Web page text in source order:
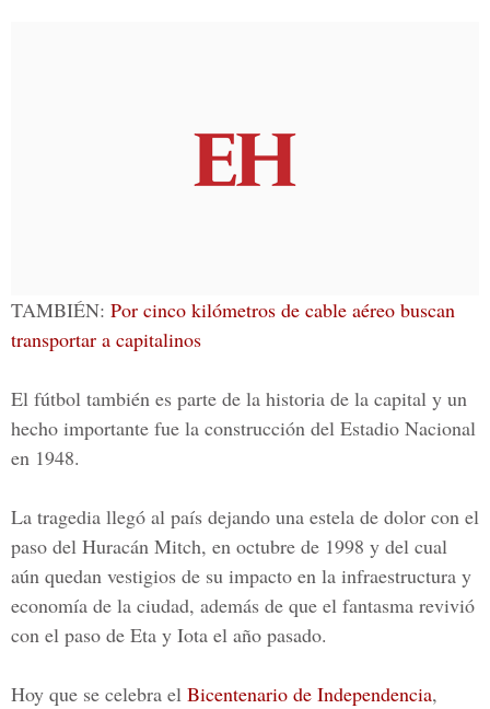
TAMBIÉN: Por cinco kilómetros de cable aéreo buscan
transportar a capitalinos
El fútbol también es parte de la historia de la capital y un
hecho importante fue la construcción del Estadio Nacional
en 1948.
La tragedia llegó al país dejando una estela de dolor con el
paso del Huracán Mitch, en octubre de 1998 y del cual
aún quedan vestigios de su impacto en la infraestructura y
economía de la ciudad, además de que el fantasma revivió
con el paso de Eta y Iota el año pasado.
Hoy que se celebra el Bicentenario de Independencia,